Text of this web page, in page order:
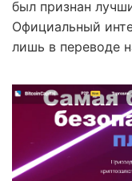
был признан
Официальный
лишь в переводе